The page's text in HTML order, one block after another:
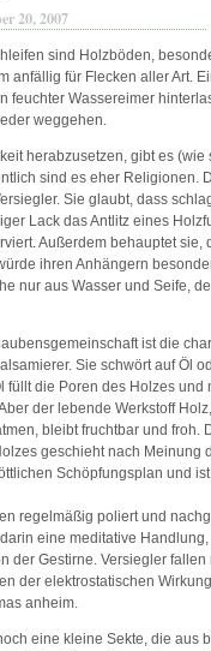
20, 2007
sind Holzböden,
anfällig für Flecken aller Art.
feuchter Wassereimer
weggehen.
herabzusetzen, gibt es (wie
sind es eher Religionen.
Sie glaubt, dass
Lack das Antlitz eines
Außerdem behauptet
ihren Anhängern
nur aus Wasser und Seife,
ist die
Sie schwört auf Öl
füllt die Poren des Holzes und
der lebende Werkstoff
bleibt fruchtbar und froh.
geschieht nach Meinung
Schöpfungsplan und
regelmäßig poliert und
eine meditative
der Gestirne. Versiegler
der elektrostatischen
anheim.
eine kleine Sekte, die aus